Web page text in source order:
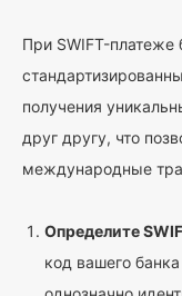
При SWIFT-платеже
получения
друг другу, что
международные
Определите
код вашего